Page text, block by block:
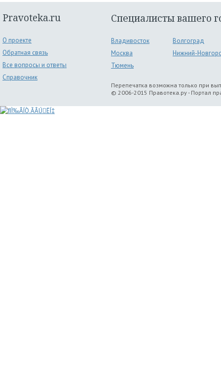
Pravoteka.ru
О проекте
Обратная связь
Все вопросы и ответы
Справочник
Специалисты вашего
Владивосток
Волгоград
Москва
Нижний-
Тюмень
Перепечатка возможна только при
© 2006-2015 Правотека.ру - Портал